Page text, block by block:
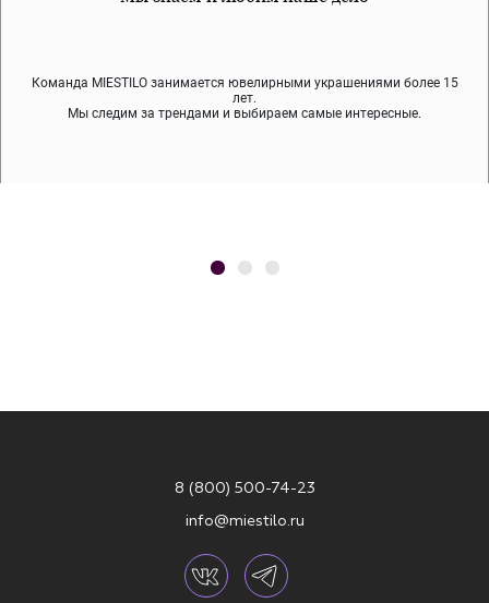
Команда MIESTILO занимается ювелирными украшениями более 15
лет.
Мы следим за трендами и выбираем самые интересные.
Мы используем покрытие (родий, ювелирный сплав), которое не
содержит никеля и свинца — это исключает аллергию.
Во время доставки спокойно примеряйте украшения, выбирайте те,
что вам нравятся, остальные заберёт курьер.
8 (800) 500-74-23
info@miestilo.ru